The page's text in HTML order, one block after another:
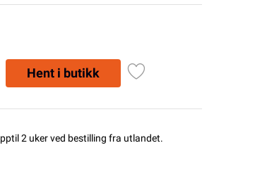
Hent i butikk
2 uker ved bestilling fra utlandet.